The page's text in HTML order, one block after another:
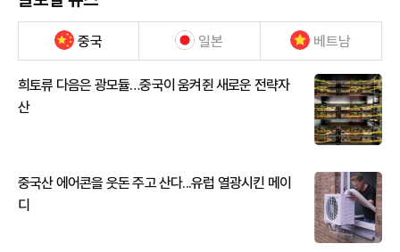
중국 일본 베트남
희토류 다음은 광모듈…중국이 움켜쥔 새로운 전략자
산
중국산 에어콘을 웃돈 주고 산다...유럽 열광시킨 메이
디